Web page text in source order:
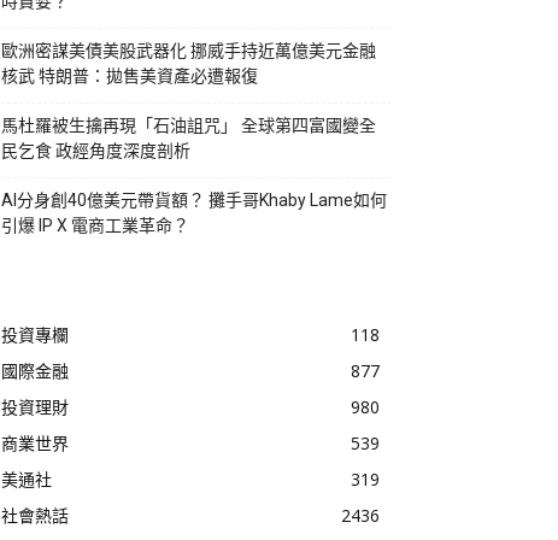
歐洲密謀美債美股武器化 挪威手持近萬億美元金融
核武 特朗普：拋售美資產必遭報復
馬杜羅被生擒再現「石油詛咒」 全球第四富國變全
民乞食 政經角度深度剖析
AI分身創40億美元帶貨額？ 攤手哥Khaby Lame如何
引爆 IP X 電商工業革命？
投資專欄
118
國際金融
877
投資理財
980
商業世界
539
美通社
319
社會熱話
2436